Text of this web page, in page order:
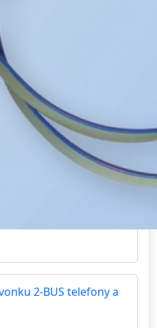
2-BUS telefony a